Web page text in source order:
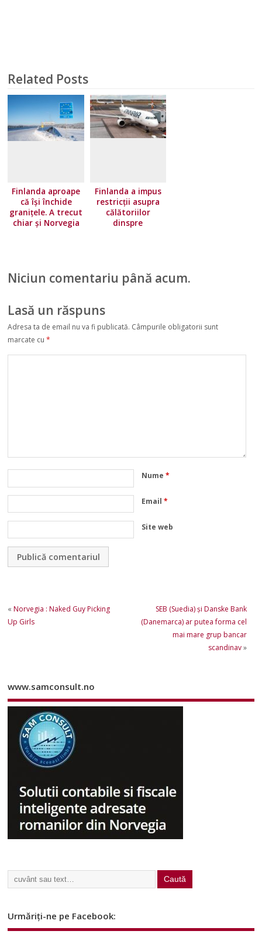
Related Posts
Finlanda aproape
că își închide
granițele. A trecut
chiar și Norvegia
Finlanda a impus
restricţii asupra
călătoriilor
dinspre
condițiile de
călătorie
Niciun comentariu până acum.
Lasă un răspuns
Adresa ta de email nu va fi publicată. Câmpurile obligatorii sunt
marcate cu*
Nume*
Email*
Site web
«Norvegia : Naked Guy Picking
Up Girls
SEB (Suedia) şi Danske Bank
(Danemarca) ar putea forma cel
mai mare grup bancar
scandinav»
www.samconsult.no
Urmăriți-ne pe Facebook: